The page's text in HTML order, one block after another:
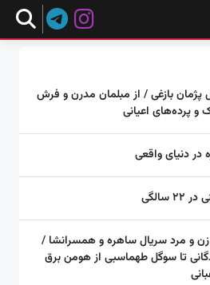
بازغی / از مبلمان مدرن و فرش
و پرده‌های اعیانی
در دنیای واقعی
زن و مرد سریال ساهره و همسرانشا /
تا سوگل طهماسبی از هومن برق